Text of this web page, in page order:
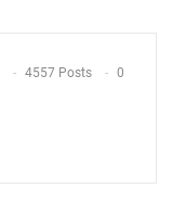
4557 Posts 0